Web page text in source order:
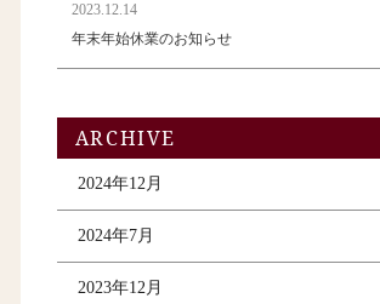
2023.12.14
年末年始休業のお知らせ
ARCHIVE
2024年12月
2024年7月
2023年12月